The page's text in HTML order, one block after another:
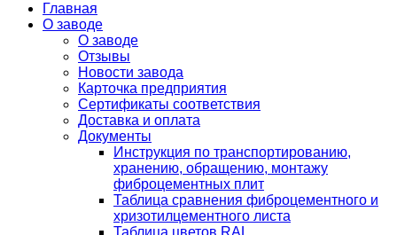
Главная
О заводе
О заводе
Отзывы
Новости завода
Карточка предприятия
Сертификаты соответствия
Доставка и оплата
Документы
Инструкция по транспортированию,
хранению, обращению, монтажу
фиброцементных плит
Таблица сравнения фиброцементного и
хризотилцементного листа
Таблица цветов RAL